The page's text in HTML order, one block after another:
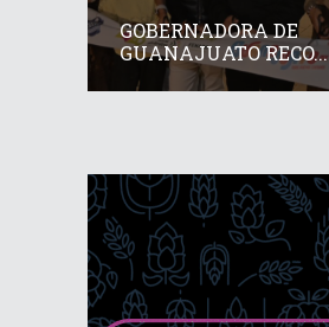
GOBERNADORA DE
GUANAJUATO RECO...